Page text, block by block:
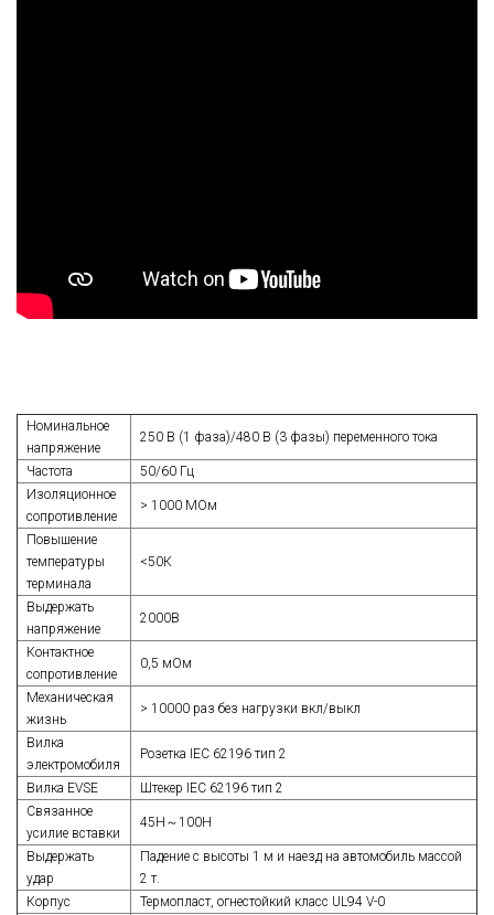
Номинальное
напряжение
250 В (1 фаза)/480 В (3 фазы) переменного тока
Частота
50/60 Гц
Изоляционное
сопротивление
> 1000 МОм
Повышение
температуры
терминала
<50К
Выдержать
напряжение
2000В
Контактное
сопротивление
0,5 мОм
Механическая
жизнь
> 10000 раз без нагрузки вкл/выкл
Вилка
электромобиля
Розетка IEC 62196 тип 2
Вилка EVSE
Штекер IEC 62196 тип 2
Связанное
усилие вставки
45Н～100Н
Выдержать
удар
Падение с высоты 1 м и наезд на автомобиль массой
2 т.
Корпус
Термопласт, огнестойкий класс UL94 V-0